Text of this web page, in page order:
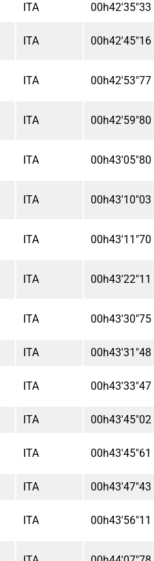
ITA 00h42'35"33
ITA 00h42'45"16
ITA 00h42'53"77
ITA 00h42'59"80
ITA 00h43'05"80
ITA 00h43'10"03
ITA 00h43'11"70
ITA 00h43'22"11
ITA 00h43'30"75
ITA 00h43'31"48
ITA 00h43'33"47
ITA 00h43'45"02
ITA 00h43'45"61
ITA 00h43'47"43
ITA 00h43'56"11